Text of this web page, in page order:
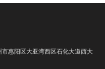
市惠阳区大亚湾西区石化大道西大